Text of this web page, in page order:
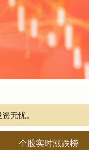
无忧。
个股实时涨跌榜